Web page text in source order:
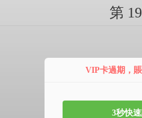
第
VIP卡過期，
3秒快